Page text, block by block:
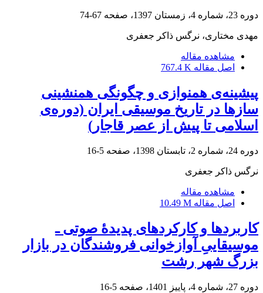
دوره 23، شماره 4، زمستان 1397، صفحه 67-74
مهدی مختاری، نرگس ذاکر جعفری
مشاهده مقاله
اصل مقاله 767.4 K
پیشینه‌ی همنوازی و چگونگی همنشینی
سازها در تاریخ موسیقی ایران (دوره‌ی
اسلامی تا پیش از عصر قاجار)
دوره 24، شماره 2، تابستان 1398، صفحه 5-16
نرگس ذاکر جعفری
مشاهده مقاله
اصل مقاله 10.49 M
کاربردها و کارکردهای پدیدۀ صوتی ـ
موسیقاییِ آوازخوانی فروشندگان در بازار
بزرگ شهر رشت
دوره 27، شماره 4، پاییز 1401، صفحه 5-16